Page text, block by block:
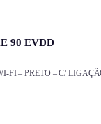
90 EVDD
FI – PRETO – C/